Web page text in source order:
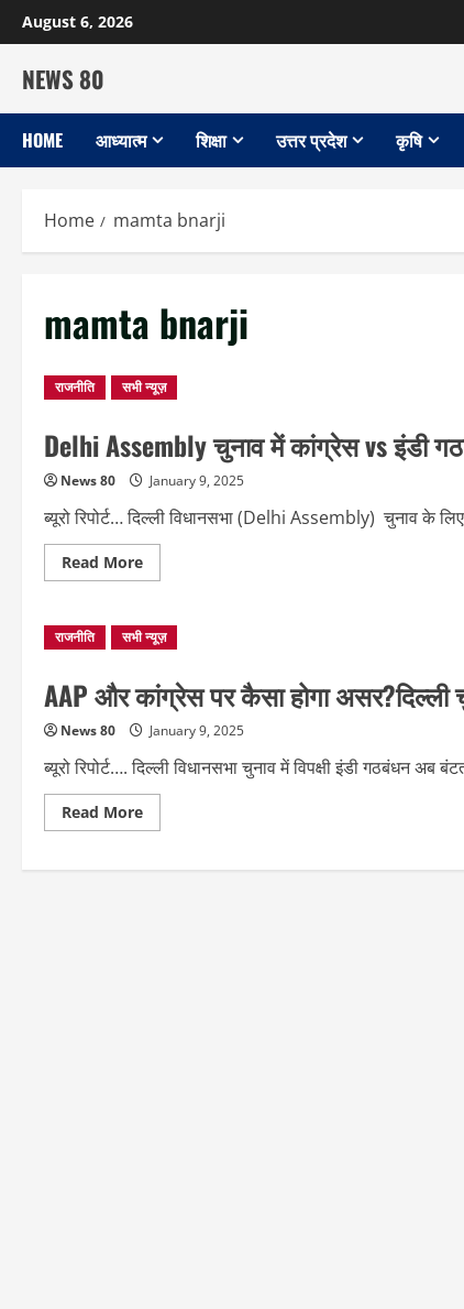
Skip
to
content
August 6, 2026
NEWS 80
HOME आध्यात्म शिक्षा उत्तर प्रदेश कृषि
Home mamta bnarji
mamta bnarji
राजनीति सभी न्यूज़
Delhi Assembly चुनाव में कांग्रेस vs इंडी
News 80 January 9, 2025
ब्यूरो रिपोर्ट… दिल्ली विधानसभा (Delhi Assembly) चुनाव के
Read MoreRead
more
Assembly
चुनाव
में
vs
इंडी
गठबंधन?
राजनीति सभी न्यूज़
AAP और कांग्रेस पर कैसा होगा असर?दिल्ली
News 80 January 9, 2025
ब्यूरो रिपोर्ट…. दिल्ली विधानसभा चुनाव में विपक्षी इंडी गठबंधन अब
Read MoreRead
more
और